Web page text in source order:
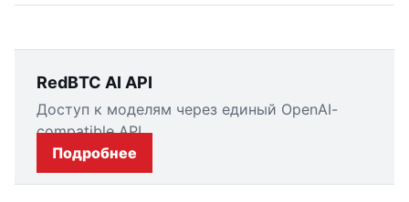
RedBTC AI API
Доступ к моделям через единый OpenAI-
compatible API.
Подробнее